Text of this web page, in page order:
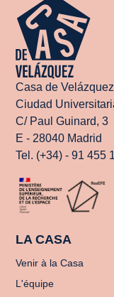
Casa de Velázquez
Ciudad
C/ Paul Guinard, 3
E - 28040 Madrid
Tel. (+34) - 91 455
LA CASA
Venir à la Casa
L'équipe